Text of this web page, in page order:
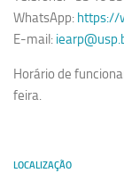
WhatsApp: https://
E-mail:
Horário de
feira.
LOCALIZAÇÃO